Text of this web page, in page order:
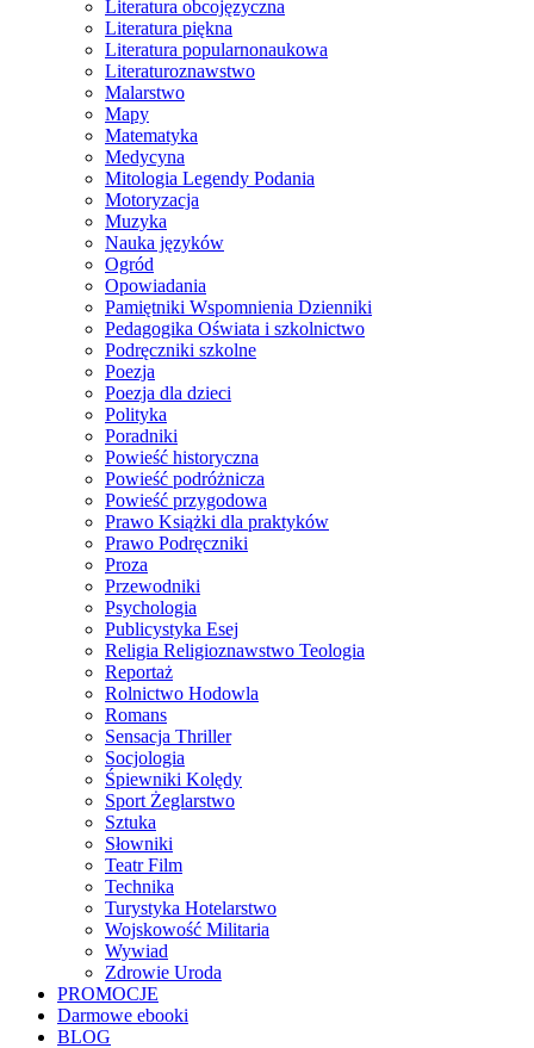
Literatura obcojęzyczna
Literatura piękna
Literatura popularnonaukowa
Literaturoznawstwo
Malarstwo
Mapy
Matematyka
Medycyna
Mitologia Legendy Podania
Motoryzacja
Muzyka
Nauka języków
Ogród
Opowiadania
Pamiętniki Wspomnienia Dzienniki
Pedagogika Oświata i szkolnictwo
Podręczniki szkolne
Poezja
Poezja dla dzieci
Polityka
Poradniki
Powieść historyczna
Powieść podróżnicza
Powieść przygodowa
Prawo Książki dla praktyków
Prawo Podręczniki
Proza
Przewodniki
Psychologia
Publicystyka Esej
Religia Religioznawstwo Teologia
Reportaż
Rolnictwo Hodowla
Romans
Sensacja Thriller
Socjologia
Śpiewniki Kolędy
Sport Żeglarstwo
Sztuka
Słowniki
Teatr Film
Technika
Turystyka Hotelarstwo
Wojskowość Militaria
Wywiad
Zdrowie Uroda
PROMOCJE
Darmowe ebooki
BLOG